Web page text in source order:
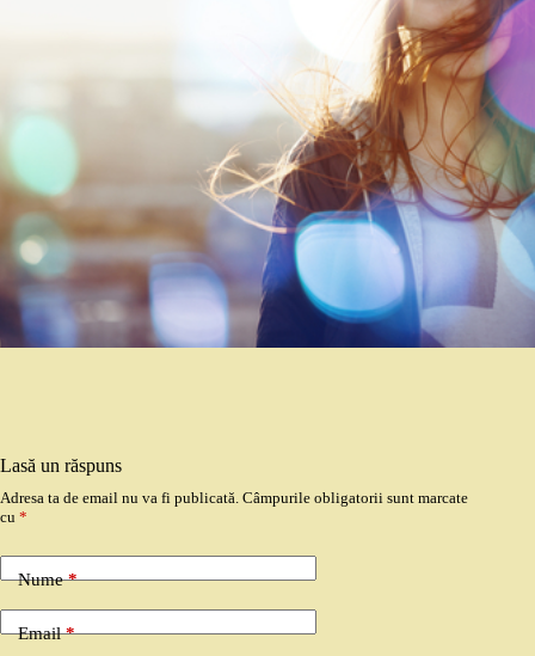
Lasă un răspuns
Adresa ta de email nu va fi publicată. Câmpurile obligatorii sunt marcate
cu *
Nume*
Email*